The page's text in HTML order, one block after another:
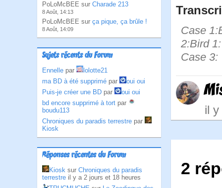
PoLoMcBEE sur Charade 213
8 Août, 14:13
PoLoMcBEE sur ça pique, ça brûle !
8 Août, 14:09
Sujets récents du Forum
Ennelle par
lolotte21
ma BD à été supprimé par
oui oui
Puis-je créer une BD par
oui oui
bd encore supprimé à tort par
boudu113
Chroniques du paradis terrestre par
Kiosk
Réponses récentes du Forum
Kiosk sur Chroniques du paradis
terrestre il y a 2 jours et 18 heures
Case
2:Bird
Case 3:
il y
2